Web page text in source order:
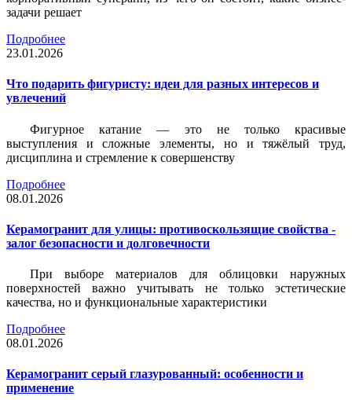
задачи решает
Подробнее
23.01.2026
Что подарить фигуристу: идеи для разных интересов и
увлечений
Фигурное катание — это не только красивые
выступления и сложные элементы, но и тяжёлый труд,
дисциплина и стремление к совершенству
Подробнее
08.01.2026
Керамогранит для улицы: противоскользящие свойства -
залог безопасности и долговечности
При выборе материалов для облицовки наружных
поверхностей важно учитывать не только эстетические
качества, но и функциональные характеристики
Подробнее
08.01.2026
Керамогранит серый глазурованный: особенности и
применение